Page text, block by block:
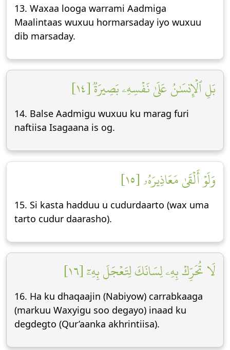
13. Waxaa looga warrami Aadmiga
Maalintaas wuxuu hormarsaday iyo wuxuu
dib marsaday.
بَلِ ٱلۡإِنسَٰنُ عَلَىٰ نَفۡسِهِۦ بَصِيرَةٞ [١٤]
14. Balse Aadmigu wuxuu ku marag furi
naftiisa Isagaana is og.
وَلَوۡ أَلۡقَىٰ مَعَاذِيرَهُۥ [١٥]
15. Si kasta hadduu u cudurdaarto (wax uma
tarto cudur daarasho).
لَا تُحَرِّكۡ بِهِۦ لِسَانَكَ لِتَعۡجَلَ بِهِۦٓ [١٦]
16. Ha ku dhaqaajin (Nabiyow) carrabkaaga
(markuu Waxyigu soo degayo) inaad ku
degdegto (Qur’aanka akhrintiisa).